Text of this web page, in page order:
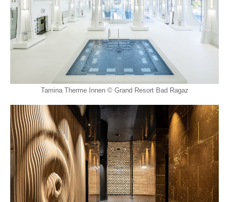
Tamina Therme Innen © Grand Resort Bad Ragaz